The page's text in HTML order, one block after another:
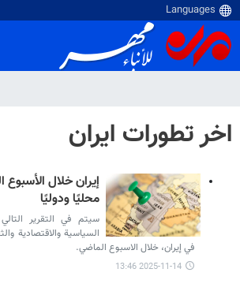
اخر تطورات ايران
إيران خلال الأسبوع
محليًا ودوليًا
سيتم في التقرير
السياسية والاقتصادية
في إيران، خلال الاسبوع الماضي.
2025-11-14 13:46